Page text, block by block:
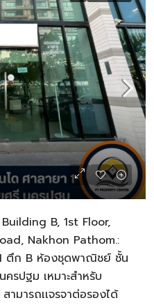
B, 1st Floor,
Nakhon Pathom.:
1 ตึก B ห้องชุดพาณิชย์ ชั้น
รปฐม เหมาะสำหรับ
มารถเเจรจาต่อรองได้